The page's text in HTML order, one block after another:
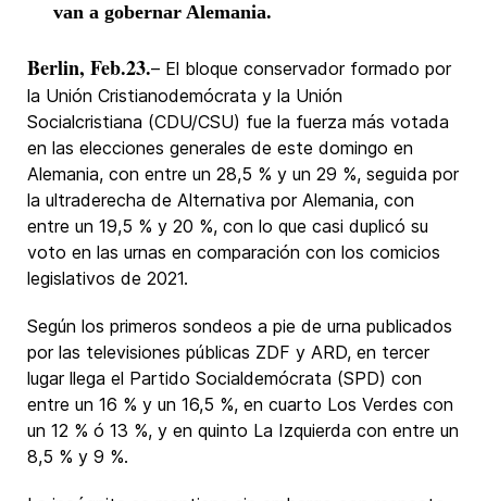
van a gobernar Alemania.
Berlin, Feb.23.– El bloque conservador formado por
la Unión Cristianodemócrata y la Unión
Socialcristiana (CDU/CSU) fue la fuerza más votada
en las elecciones generales de este domingo en
Alemania, con entre un 28,5 % y un 29 %, seguida por
la ultraderecha de Alternativa por Alemania, con
entre un 19,5 % y 20 %, con lo que casi duplicó su
voto en las urnas en comparación con los comicios
legislativos de 2021.
Según los primeros sondeos a pie de urna publicados
por las televisiones públicas ZDF y ARD, en tercer
lugar llega el Partido Socialdemócrata (SPD) con
entre un 16 % y un 16,5 %, en cuarto Los Verdes con
un 12 % ó 13 %, y en quinto La Izquierda con entre un
8,5 % y 9 %.